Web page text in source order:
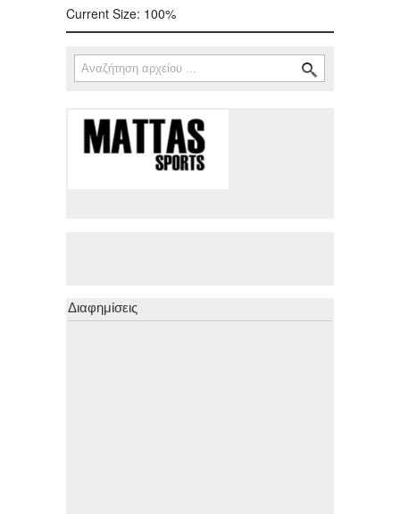
Current Size: 100%
Φόρμα αναζήτησης
Αναζήτηση
Διαφημίσεις